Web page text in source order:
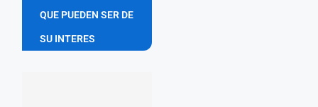
QUE PUEDEN SER DE
SU INTERES